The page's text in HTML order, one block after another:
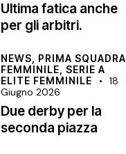
Ultima fatica anche
per gli arbitri.
NEWS, PRIMA SQUADRA
FEMMINILE,SERIE A
ELITE FEMMINILE
18
Giugno 2026
Due derby per la
seconda piazza